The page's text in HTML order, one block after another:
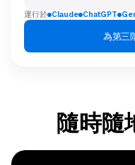
運行於 Claude ChatGPT
為第三
隨時隨